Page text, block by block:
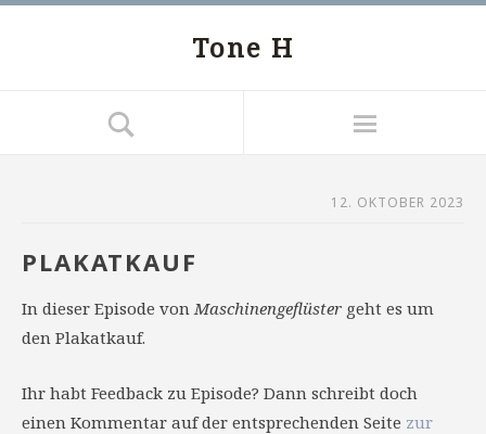
Tone H
12. OKTOBER 2023
PLAKATKAUF
In dieser Episode vonMaschinengeflüster geht es um
den Plakatkauf.
Ihr habt Feedback zu Episode? Dann schreibt doch
einen Kommentar auf der entsprechenden Seite zur